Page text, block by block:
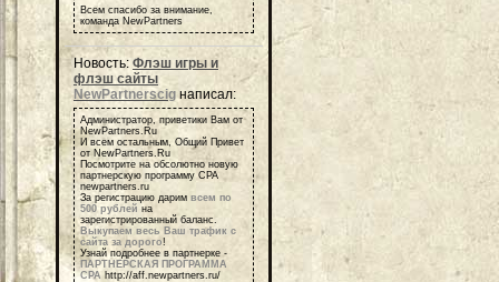
Всем спасибо за внимание,
команда NewPartners
Новость: Флэш игры и
флэш сайты
NewPartnerscig написал:
Администратор, приветики Вам от
NewPartners.Ru
И всем остальным, Общий Привет
от NewPartners.Ru
Посмотрите на обсолютно новую
партнерскую программу СРА
newpartners.ru
За регистрацию дарим всем по
500 рублей на
зарегистрированный баланс.
Выкупаем весь Ваш трафик с
сайта за дорого!
Узнай подробнее в партнерке -
ПАРТНЕРСКАЯ ПРОГРАММА
СРА http://aff.newpartners.ru/